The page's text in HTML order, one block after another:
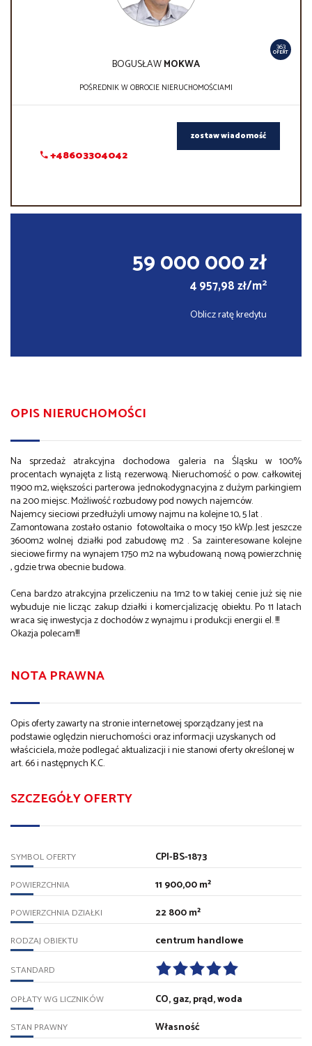
363
OFERT
BOGUSŁAWMOKWA
POŚREDNIK W OBROCIE NIERUCHOMOŚCIAMI
+48603304042
zostaw wiadomość
59 000 000 zł
4 957,98 zł/m2
Oblicz ratę kredytu
OPIS NIERUCHOMOŚCI
Na sprzedaż atrakcyjna dochodowa galeria na Śląsku w 100%
procentach wynajęta z listą rezerwową. Nieruchomość o pow. całkowitej
11900 m2, większości parterowa jednokodygnacyjna z dużym parkingiem
na 200 miejsc. Możliwość rozbudowy pod nowych najemców.
Najemcy sieciowi przedłużyli umowy najmu na kolejne 10, 5 lat .
Zamontowana zostało ostanio fotowoltaika o mocy 150 kWp. Jest jeszcze
3600m2 wolnej działki pod zabudowę m2 . Sa zainteresowane kolejne
sieciowe firmy na wynajem 1750 m2 na wybudowaną nową powierzchnię
, gdzie trwa obecnie budowa.
Cena bardzo atrakcyjna przeliczeniu na 1m2 to w takiej cenie już się nie
wybuduje nie licząc zakup działki i komercjalizację obiektu. Po 11 latach
wraca się inwestycja z dochodów z wynajmu i produkcji energii el. !!!
Okazja polecam!!!
NOTA PRAWNA
Opis oferty zawarty na stronie internetowej sporządzany jest na
podstawie oględzin nieruchomości oraz informacji uzyskanych od
właściciela, może podlegać aktualizacji i nie stanowi oferty określonej w
art. 66 i następnych K.C.
SZCZEGÓŁY OFERTY
SYMBOL OFERTY CPI-BS-1873
POWIERZCHNIA 11 900,00 m²
POWIERZCHNIA DZIAŁKI 22 800 m²
RODZAJ OBIEKTU centrum handlowe
STANDARD
OPŁATY WG LICZNIKÓW CO, gaz, prąd, woda
STAN PRAWNY Własność